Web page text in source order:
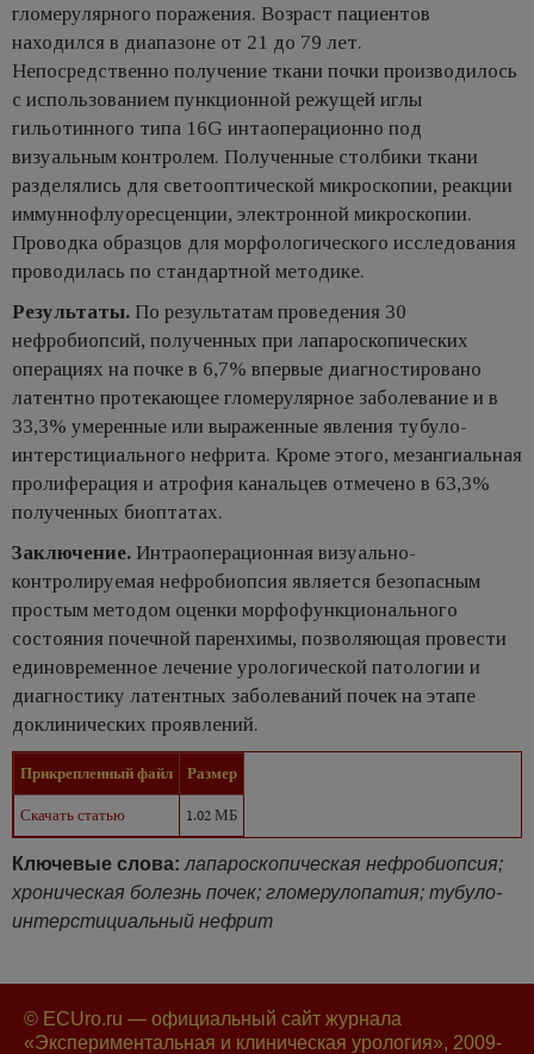
гломерулярного поражения. Возраст пациентов
находился в диапазоне от 21 до 79 лет.
Непосредственно получение ткани почки производилось
с использованием пункционной режущей иглы
гильотинного типа 16G интаоперационно под
визуальным контролем. Полученные столбики ткани
разделялись для светооптической микроскопии, реакции
иммуннофлуоресценции, электронной микроскопии.
Проводка образцов для морфологического исследования
проводилась по стандартной методике.
Результаты. По результатам проведения 30
нефробиопсий, полученных при лапароскопических
операциях на почке в 6,7% впервые диагностировано
латентно протекающее гломерулярное заболевание и в
33,3% умеренные или выраженные явления тубуло-
интерстициального нефрита. Кроме этого, мезангиальная
пролиферация и атрофия канальцев отмечено в 63,3%
полученных биоптатах.
Заключение. Интраоперационная визуально-
контролируемая нефробиопсия является безопасным
простым методом оценки морфофункционального
состояния почечной паренхимы, позволяющая провести
единовременное лечение урологической патологии и
диагностику латентных заболеваний почек на этапе
доклинических проявлений.
Прикрепленный файл
Размер
Скачать статью
1.02 МБ
Ключевые слова: лапароскопическая нефробиопсия;
хроническая болезнь почек; гломерулопатия; тубуло-
интерстициальный нефрит
© ECUro.ru — официальный сайт журнала
«Экспериментальная и клиническая урология», 2009-